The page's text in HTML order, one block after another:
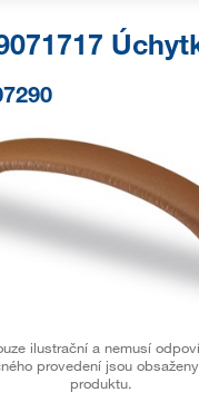
ilustrační a nemusí
provedení jsou
produktu.